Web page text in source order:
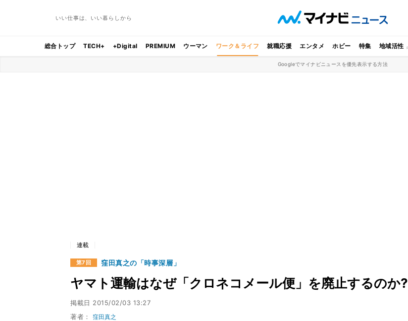
いい仕事は、いい暮らしから
総合トップ TECH+ +Digital PREMIUM ウーマン ワーク＆ライフ 就職応援 エンタメ ホビー 特集 地域活性
Googleでマイナビニュースを優先表示する方法
連載
第7回 窪田真之の「時事深層」
ヤマト運輸はなぜ「クロネコメール便」を廃止するのか?
掲載日 2015/02/03 13:27
著者：窪田真之